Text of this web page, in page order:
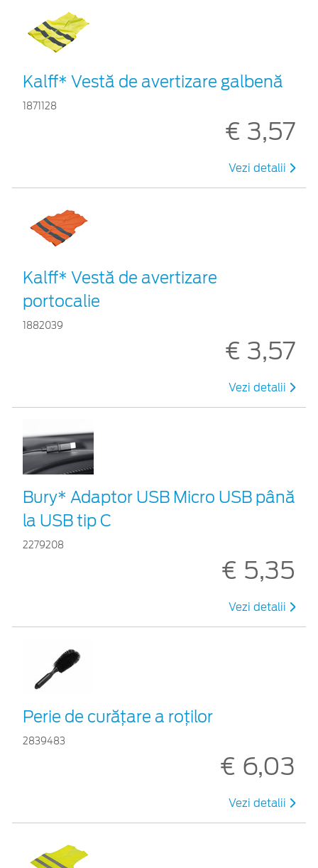
Kalff* Vestă de avertizare galbenă
1871128
€ 3,57
Vezi detalii
Kalff* Vestă de avertizare
portocalie
1882039
€ 3,57
Vezi detalii
Bury* Adaptor USB Micro USB până
la USB tip C
2279208
€ 5,35
Vezi detalii
Perie de curățare a roților
2839483
€ 6,03
Vezi detalii